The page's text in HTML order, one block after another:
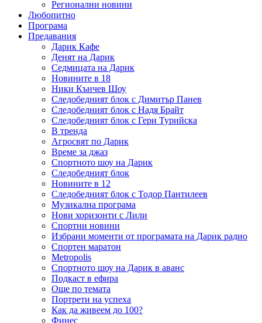
Регионални новини
Любопитно
Програма
Предавания
Дарик Кафе
Денят на Дарик
Седмицата на Дарик
Новините в 18
Ники Кънчев Шоу
Следобедният блок с Димитър Панев
Следобедният блок с Надя Брайт
Следобедният блок с Гери Турийска
В тренда
Агросвят по Дарик
Време за джаз
Спортното шоу на Дарик
Следобедният блок
Новините в 12
Следобедният блок с Тодор Пантилеев
Музикална програма
Нови хоризонти с Лили
Спортни новини
Избрани моменти от програмата на Дарик радио
Спортен маратон
Metropolis
Спортното шоу на Дарик в аванс
Подкаст в ефира
Още по темата
Портрети на успеха
Как да живеем до 100?
Финес